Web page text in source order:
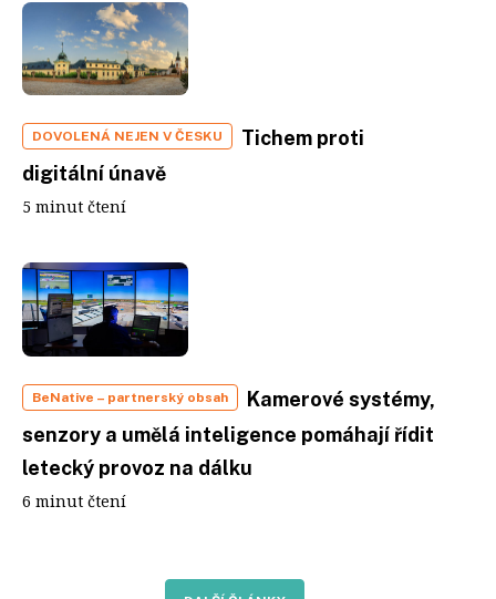
DOVOLENÁ NEJEN V ČESKU
Tichem proti
digitální únavě
5 minut čtení
BeNative – partnerský obsah
Kamerové systémy,
senzory a umělá inteligence pomáhají řídit
letecký provoz na dálku
6 minut čtení